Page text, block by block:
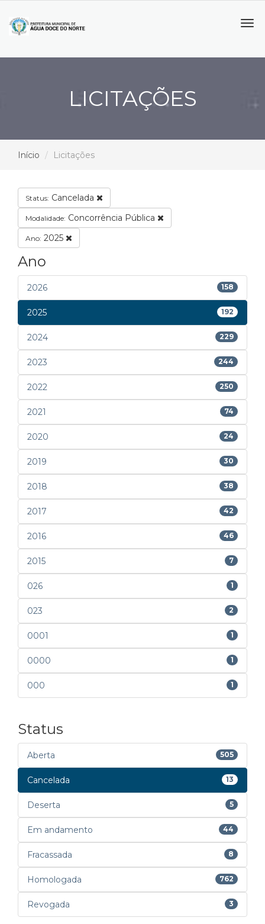
LICITAÇÕES
Início Licitações
Status: Cancelada
Modalidade: Concorrência Pública
Ano: 2025
Ano
2026 158
2025 192
2024 229
2023 244
2022 250
2021 74
2020 24
2019 30
2018 38
2017 42
2016 46
2015 7
026 1
023 2
0001 1
0000 1
000 1
Status
Aberta 505
Cancelada 13
Deserta 5
Em andamento 44
Fracassada 8
Homologada 762
Revogada 3